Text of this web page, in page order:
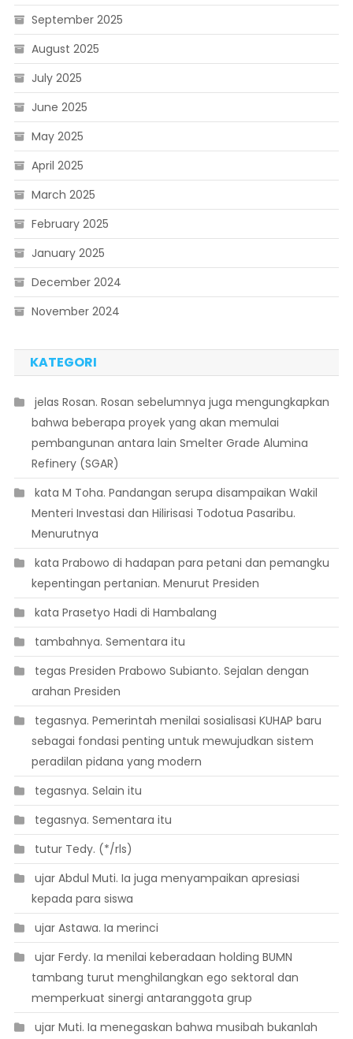
September 2025
August 2025
July 2025
June 2025
May 2025
April 2025
March 2025
February 2025
January 2025
December 2024
November 2024
KATEGORI
 jelas Rosan. Rosan sebelumnya juga mengungkapkan
bahwa beberapa proyek yang akan memulai
pembangunan antara lain Smelter Grade Alumina
Refinery (SGAR)
 kata M Toha. Pandangan serupa disampaikan Wakil
Menteri Investasi dan Hilirisasi Todotua Pasaribu.
Menurutnya
 kata Prabowo di hadapan para petani dan pemangku
kepentingan pertanian. Menurut Presiden
 kata Prasetyo Hadi di Hambalang
 tambahnya. Sementara itu
 tegas Presiden Prabowo Subianto. Sejalan dengan
arahan Presiden
 tegasnya. Pemerintah menilai sosialisasi KUHAP baru
sebagai fondasi penting untuk mewujudkan sistem
peradilan pidana yang modern
 tegasnya. Selain itu
 tegasnya. Sementara itu
 tutur Tedy. (*/rls)
 ujar Abdul Muti. Ia juga menyampaikan apresiasi
kepada para siswa
 ujar Astawa. Ia merinci
 ujar Ferdy. Ia menilai keberadaan holding BUMN
tambang turut menghilangkan ego sektoral dan
memperkuat sinergi antaranggota grup
 ujar Muti. Ia menegaskan bahwa musibah bukanlah